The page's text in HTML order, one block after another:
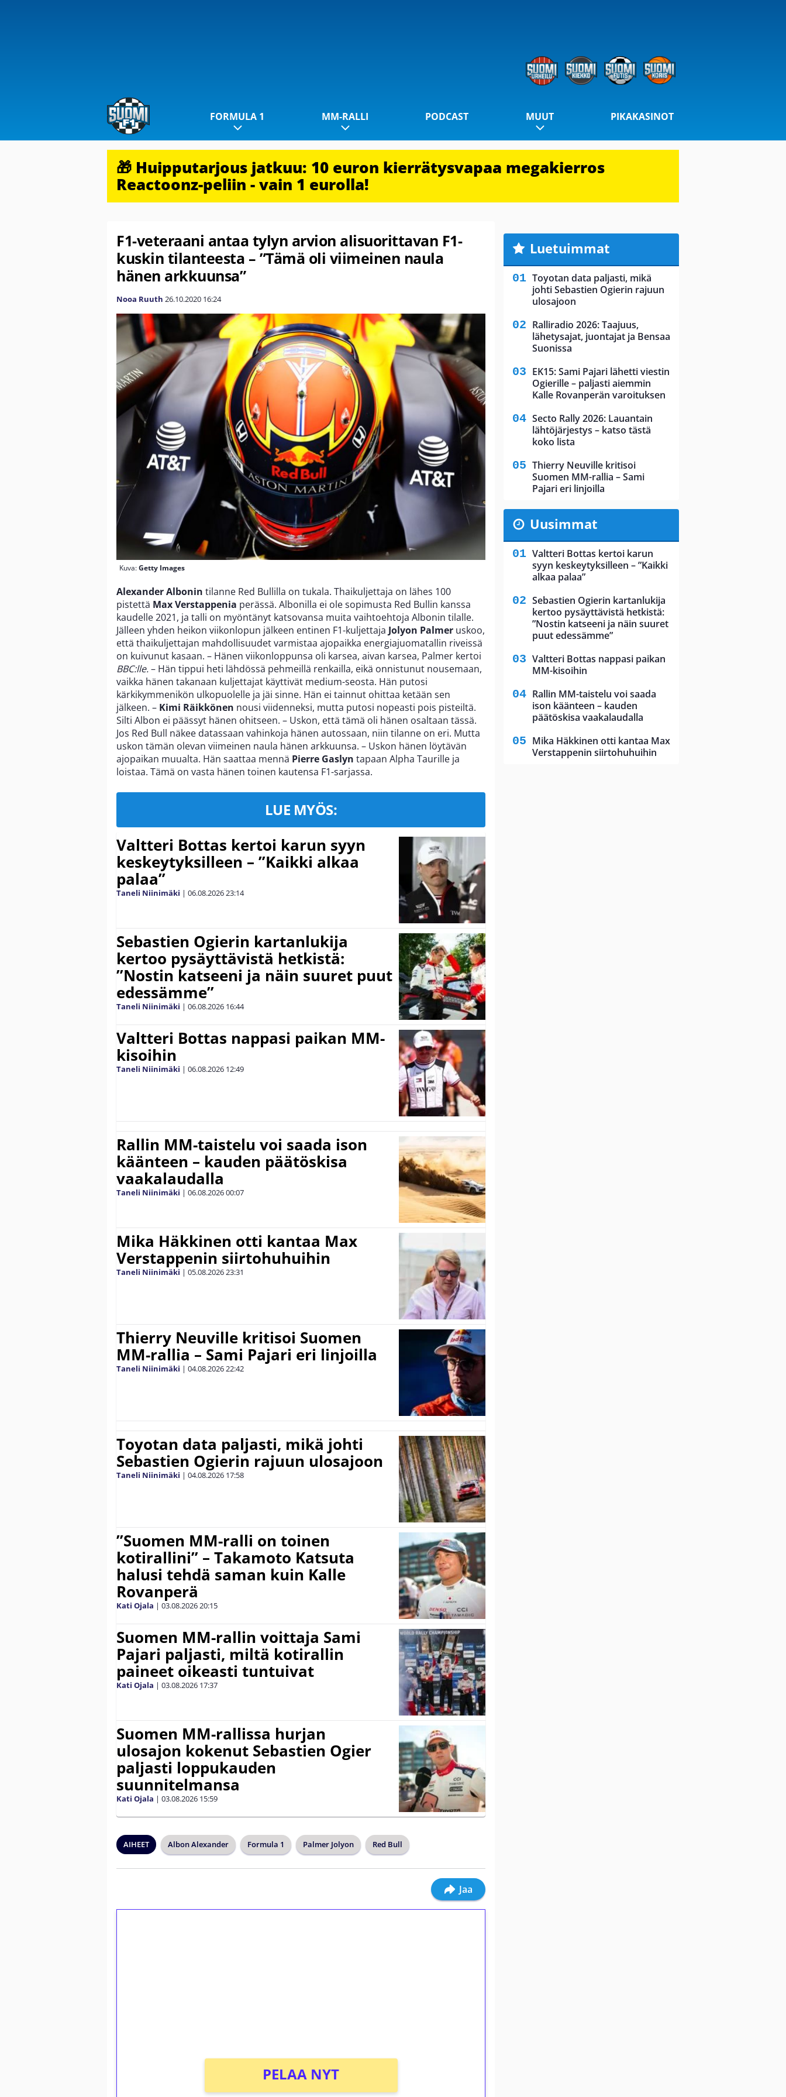
FORMULA 1 MM-RALLI PODCAST MUUT PIKAKASINOT
🎁 Huipputarjous jatkuu: 10 euron kierrätysvapaa megakierros
Reactoonz-peliin - vain 1 eurolla!
F1-veteraani antaa tylyn arvion alisuorittavan F1-
kuskin tilanteesta – ”Tämä oli viimeinen naula
hänen arkkuunsa”
Nooa Ruuth 26.10.2020 16:24
Kuva:Getty Images
Alexander Albonin tilanne Red Bullilla on tukala. Thaikuljettaja on lähes 100
pistettä Max Verstappenia perässä. Albonilla ei ole sopimusta Red Bullin kanssa
kaudelle 2021, ja talli on myöntänyt katsovansa muita vaihtoehtoja Albonin tilalle.
Jälleen yhden heikon viikonlopun jälkeen entinen F1-kuljettaja Jolyon Palmer uskoo,
että thaikuljettajan mahdollisuudet varmistaa ajopaikka energiajuomatallin riveissä
on kuivunut kasaan. – Hänen viikonloppunsa oli karsea, aivan karsea, Palmer kertoi
BBC:lle.– Hän tippui heti lähdössä pehmeillä renkailla, eikä onnistunut nousemaan,
vaikka hänen takanaan kuljettajat käyttivät medium-seosta. Hän putosi
kärkikymmenikön ulkopuolelle ja jäi sinne. Hän ei tainnut ohittaa ketään sen
jälkeen. – Kimi Räikkönen nousi viidenneksi, mutta putosi nopeasti pois pisteiltä.
Silti Albon ei päässyt hänen ohitseen. – Uskon, että tämä oli hänen osaltaan tässä.
Jos Red Bull näkee datassaan vahinkoja hänen autossaan, niin tilanne on eri. Mutta
uskon tämän olevan viimeinen naula hänen arkkuunsa. – Uskon hänen löytävän
ajopaikan muualta. Hän saattaa mennä Pierre Gaslyn tapaan Alpha Taurille ja
loistaa. Tämä on vasta hänen toinen kautensa F1-sarjassa.
LUE MYÖS:
Valtteri Bottas kertoi karun syyn
keskeytyksilleen – ”Kaikki alkaa
palaa”
Taneli Niinimäki | 06.08.202623:14
Sebastien Ogierin kartanlukija
kertoo pysäyttävistä hetkistä:
”Nostin katseeni ja näin suuret puut
edessämme”
Taneli Niinimäki | 06.08.2026 16:44
Valtteri Bottas nappasi paikan MM-
kisoihin
Taneli Niinimäki | 06.08.2026 12:49
Rallin MM-taistelu voi saada ison
käänteen – kauden päätöskisa
vaakalaudalla
Taneli Niinimäki | 06.08.202600:07
Mika Häkkinen otti kantaa Max
Verstappenin siirtohuhuihin
Taneli Niinimäki | 05.08.202623:31
Thierry Neuville kritisoi Suomen
MM-rallia – Sami Pajari eri linjoilla
Taneli Niinimäki | 04.08.202622:42
Toyotan data paljasti, mikä johti
Sebastien Ogierin rajuun ulosajoon
Taneli Niinimäki | 04.08.2026 17:58
”Suomen MM-ralli on toinen
kotirallini” – Takamoto Katsuta
halusi tehdä saman kuin Kalle
Rovanperä
Kati Ojala | 03.08.202620:15
Suomen MM-rallin voittaja Sami
Pajari paljasti, miltä kotirallin
paineet oikeasti tuntuivat
Kati Ojala | 03.08.2026 17:37
Suomen MM-rallissa hurjan
ulosajon kokenut Sebastien Ogier
paljasti loppukauden
suunnitelmansa
Kati Ojala | 03.08.2026 15:59
AIHEET Albon Alexander Formula 1 Palmer Jolyon Red Bull
Jaa
PELAA NYT
Luetuimmat
Toyotan data paljasti, mikä
johti Sebastien Ogierin rajuun
ulosajoon
Ralliradio 2026: Taajuus,
lähetysajat, juontajat ja Bensaa
Suonissa
EK15: Sami Pajari lähetti viestin
Ogierille – paljasti aiemmin
Kalle Rovanperän varoituksen
Secto Rally 2026: Lauantain
lähtöjärjestys – katso tästä
koko lista
Thierry Neuville kritisoi
Suomen MM-rallia – Sami
Pajari eri linjoilla
Uusimmat
Valtteri Bottas kertoi karun
syyn keskeytyksilleen – ”Kaikki
alkaa palaa”
Sebastien Ogierin kartanlukija
kertoo pysäyttävistä hetkistä:
”Nostin katseeni ja näin suuret
puut edessämme”
Valtteri Bottas nappasi paikan
MM-kisoihin
Rallin MM-taistelu voi saada
ison käänteen – kauden
päätöskisa vaakalaudalla
Mika Häkkinen otti kantaa Max
Verstappenin siirtohuhuihin